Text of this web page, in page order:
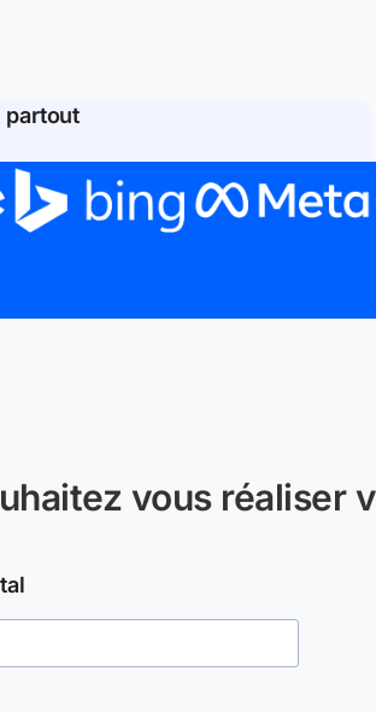
partout
vous réaliser